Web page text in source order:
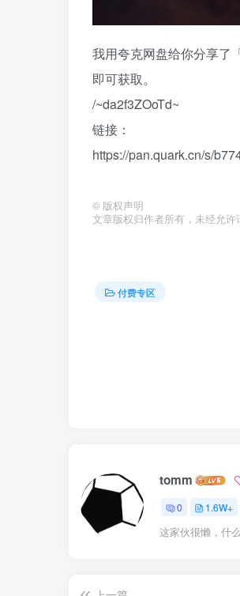
我用夸克网盘给你分享了
即可获取。
/~da2f3ZOoTd~
链接：
https://pan.quark.cn/s/
© 版权声明
文章版权归作者所有，未经允许
付费专区
tomm
0 1.6W+
这家伙很懒，什